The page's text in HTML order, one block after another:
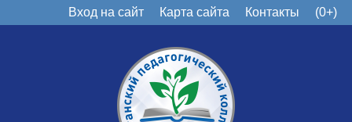
Вход на сайт Карта сайта Контакты (0+)